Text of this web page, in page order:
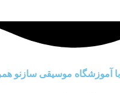
با آموزشگاه موسیقی سازنو